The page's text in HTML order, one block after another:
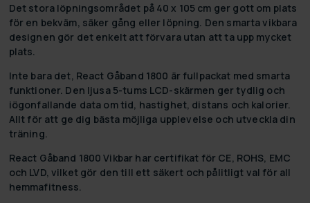
Det stora löpningsområdet på 40 x 105 cm ger gott om plats
för en bekväm, säker gång eller löpning. Den smarta vikbara
designen gör det enkelt att förvara utan att ta upp mycket
plats.
Inte bara det, React Gåband 1800 är fullpackat med smarta
funktioner. Den ljusa 5-tums LCD-skärmen ger tydlig och
iögonfallande data om tid, hastighet, distans och kalorier.
Allt för att ge dig bästa möjliga upplevelse och utveckla din
träning.
React Gåband 1800 Vikbar har certifikat för CE, ROHS, EMC
och LVD, vilket gör den till ett säkert och pålitligt val för all
hemmafitness.